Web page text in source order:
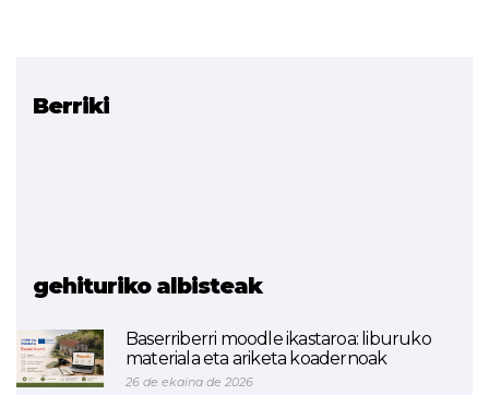
Berriki
gehituriko albisteak
Baserriberri moodle ikastaroa: liburuko
materiala eta ariketa koadernoak
26 de ekaina de 2026